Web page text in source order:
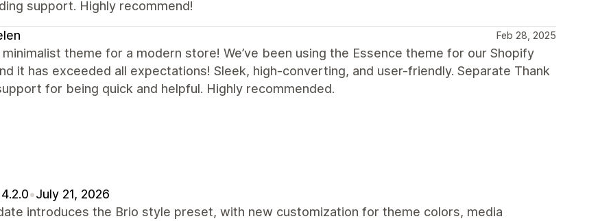
support. Highly recommend!
Feb 28, 2025
theme for a modern store! We’ve been using the Essence theme for our Shopify
it has exceeded all expectations! Sleek, high-converting, and user-friendly. Separate Thank
for being quick and helpful. Highly recommended.
•July 21, 2026
introduces the Brio style preset, with new customization for theme colors, media